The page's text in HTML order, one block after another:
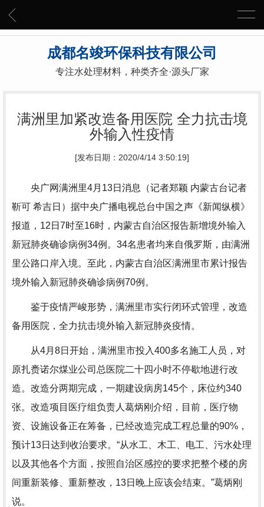
成都名竣环保科技有限公司
专注水处理材料，种类齐全·源头厂家
满洲里加紧改造备用医院 全力抗击境
外输入性疫情
[发布日期：2020/4/14 3:50:19]
央广网满洲里4月13日消息（记者郑颖 内蒙古台记者
靳可 希吉日）据中央广播电视总台中国之声《新闻纵横》
报道，12日7时至16时，内蒙古自治区报告新增境外输入
新冠肺炎确诊病例34例。34名患者均来自俄罗斯，由满洲
里公路口岸入境。至此，内蒙古自治区满洲里市累计报告
境外输入新冠肺炎确诊病例70例。
鉴于疫情严峻形势，满洲里市实行闭环式管理，改造
备用医院，全力抗击境外输入新冠肺炎疫情。
从4月8日开始，满洲里市投入400多名施工人员，对
原扎赉诺尔煤业公司总医院二十四小时不停歇地进行改
造。改造分两期完成，一期建设病房145个，床位约340
张。改造项目医疗组负责人葛炳刚介绍，目前，医疗物
资、设施设备正在筹备，已经改造完成工程总量的90%，
预计13日达到收治要求。“从水工、木工、电工、污水处理
以及其他各个方面，按照自治区感控的要求把整个楼的房
间重新装修、重新整改，13日晚上应该会结束。”葛炳刚
说。